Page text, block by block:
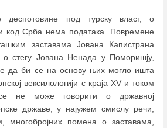
деспотовине под турску власт, о
код Срба нема података. Повремене
заставама Јована Капистрана
стегу Јована Ненада у Поморишју,
да би се на основу њих могло ишта
вексилологији с краја XV и током
не може говорити о државној
државе, у најужем смислу речи,
помена о заставама,